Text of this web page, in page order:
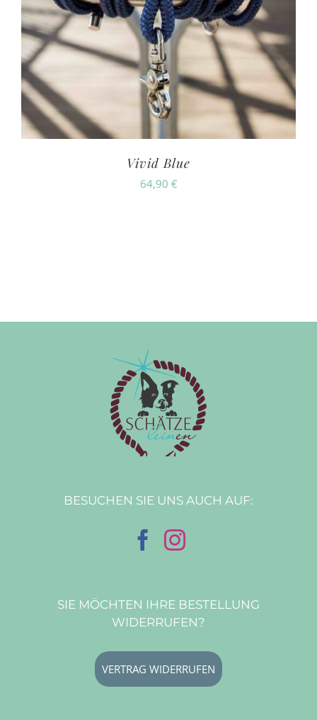
Vivid Blue
64,90 €
BESUCHEN SIE UNS AUCH AUF:
SIE MÖCHTEN IHRE BESTELLUNG
WIDERRUFEN?
VERTRAG WIDERRUFEN